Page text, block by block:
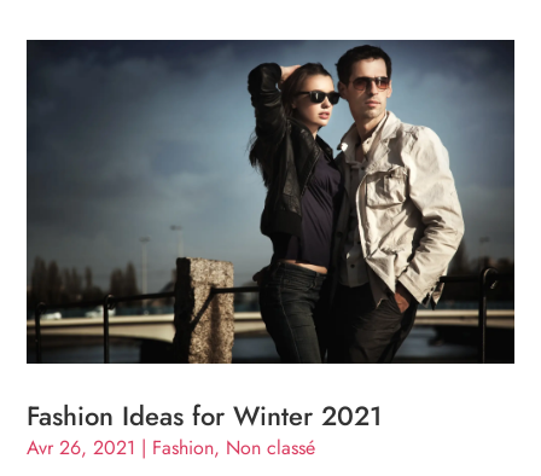
Fashion Ideas for Winter 2021
Avr 26, 2021 | Fashion, Non classé